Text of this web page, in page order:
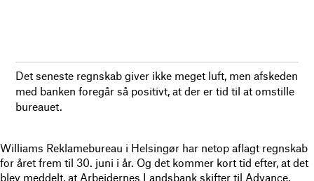
Det seneste regnskab giver ikke meget luft, men afskeden
med banken foregår så positivt, at der er tid til at omstille
bureauet.
Williams Reklamebureau i Helsingør har netop aflagt regnskab
for året frem til 30. juni i år. Og det kommer kort tid efter, at det
blev meddelt, at Arbejdernes Landsbank skifter til Advance.